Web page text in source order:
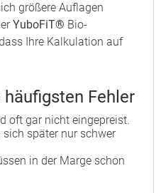
größere Auflagen
YuboFiT® Bio-
Ihre Kalkulation auf
Fehler
oft gar nicht eingepreist.
später nur schwer
in der Marge schon